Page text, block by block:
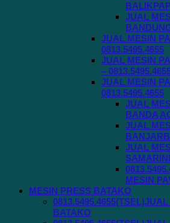
JUAL
JUAL MESIN
0813.5495.4655
JUAL MESIN
–
JUAL MESIN
0813.5495.4655
JUAL
BANDA
JUAL
JUAL
MESIN
MESIN PRESS BATAKO
BATAKO